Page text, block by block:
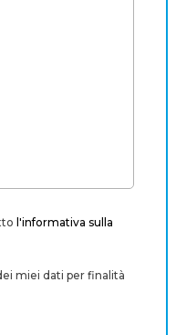
l'informativa sulla
miei dati per finalità